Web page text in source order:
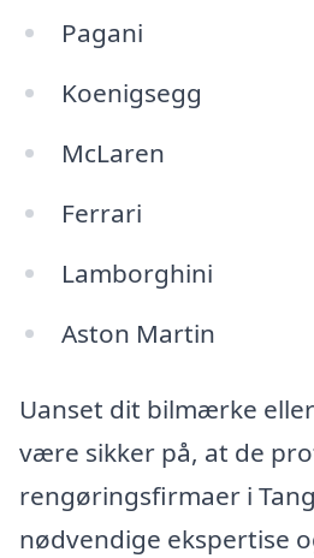
Pagani
Koenigsegg
McLaren
Ferrari
Lamborghini
Aston Martin
Uanset dit bilmærke
være sikker på, at de
rengøringsfirmaer i
nødvendige ekspertise